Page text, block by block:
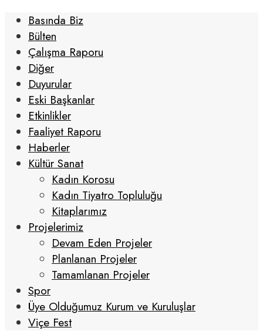
Basında Biz
Bülten
Çalışma Raporu
Diğer
Duyurular
Eski Başkanlar
Etkinlikler
Faaliyet Raporu
Haberler
Kültür Sanat
Kadın Korosu
Kadın Tiyatro Topluluğu
Kitaplarımız
Projelerimiz
Devam Eden Projeler
Planlanan Projeler
Tamamlanan Projeler
Spor
Üye Olduğumuz Kurum ve Kuruluşlar
Viçe Fest